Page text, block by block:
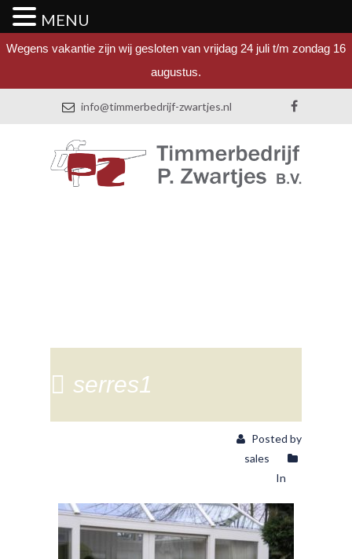
Wegens vakantie zijn wij gesloten van vrijdag 24 juli t/m zondag 16
augustus.
info@timmerbedrijf-zwartjes.nl
serres1
Posted by
sales
In
MENU